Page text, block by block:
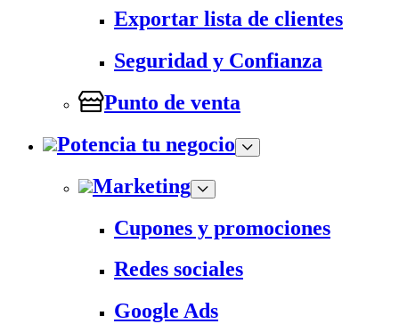
Exportar lista de clientes
Seguridad y Confianza
Punto de venta
Potencia tu negocio
Marketing
Cupones y promociones
Redes sociales
Google Ads